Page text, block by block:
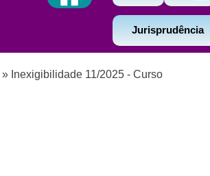
Jurisprudência
» Inexigibilidade 11/2025 - Curso